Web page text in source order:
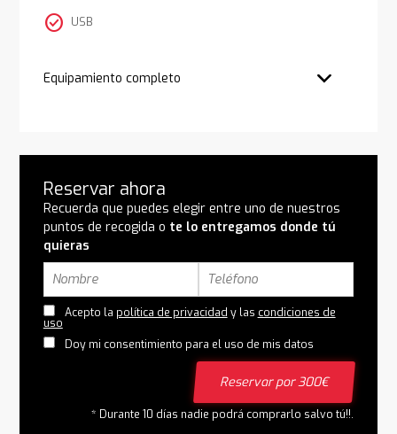
check_circle USB
Equipamiento completo
Reservar ahora
Recuerda que puedes elegir entre uno de nuestros
puntos de recogida o te lo entregamos donde tú
quieras
Acepto la política de privacidad y las condiciones de
uso
Doy mi consentimiento para el uso de mis datos
Reservar por 300€
* Durante 10 días nadie podrá comprarlo salvo tú!!.